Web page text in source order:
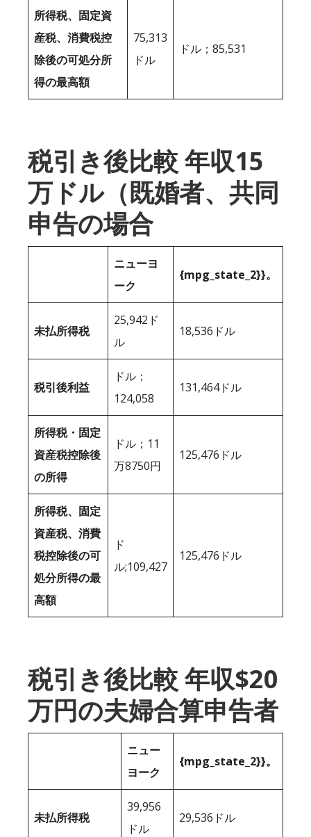
所得税、固定資
産税、消費税控
除後の可処分所
得の最高額
75,313
ドル
ドル；85,531
税引き後比較 年収15
万ドル（既婚者、共同
申告の場合
ニューヨ
ーク
{mpg_state_2}}。
未払所得税
25,942ド
ル
18,536ドル
税引後利益
ドル；
124,058
131,464ドル
所得税・固定
資産税控除後
の所得
ドル；11
万8750円
125,476ドル
所得税、固定
資産税、消費
税控除後の可
処分所得の最
高額
ド
ル;109,427
125,476ドル
税引き後比較 年収$20
万円の夫婦合算申告者
ニュー
ヨーク
{mpg_state_2}}。
未払所得税
39,956
ドル
29,536ドル